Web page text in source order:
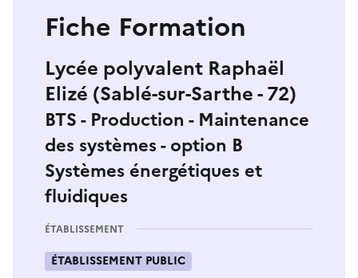
Fiche Formation
Lycée polyvalent Raphaël
Elizé (Sablé-sur-Sarthe - 72)
BTS - Production - Maintenance
des systèmes - option B
Systèmes énergétiques et
fluidiques
ÉTABLISSEMENT
ÉTABLISSEMENT PUBLIC